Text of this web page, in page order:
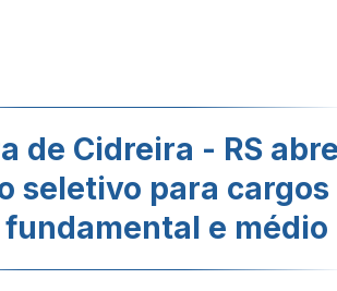
de Cidreira - RS
seletivo para cargos
e médio